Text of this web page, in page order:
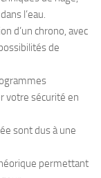
l’eau.
d’un chrono, avec
de
votre sécurité en
sont dus à une
permettant